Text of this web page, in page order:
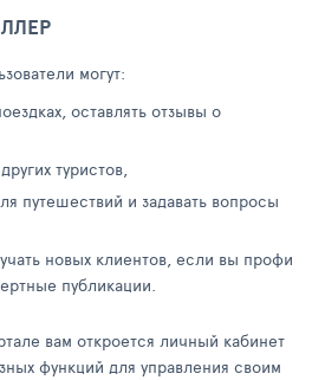
могут:
оставлять отзывы о
туристов,
путешествий и задавать вопросы
новых клиентов, если вы профи
публикации.
вам откроется личный кабинет
функций для управления своим